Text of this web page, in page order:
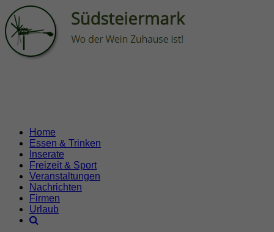
Home
Essen & Trinken
Inserate
Freizeit & Sport
Veranstaltungen
Nachrichten
Firmen
Urlaub